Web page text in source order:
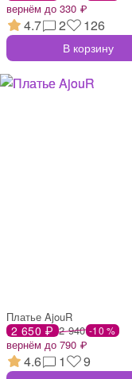
вернём до 330 ₽
4.7 2 126
В корзину
Платье AjouR
2 650 ₽ 2 940 -10 %
вернём до 790 ₽
4.6 1 9